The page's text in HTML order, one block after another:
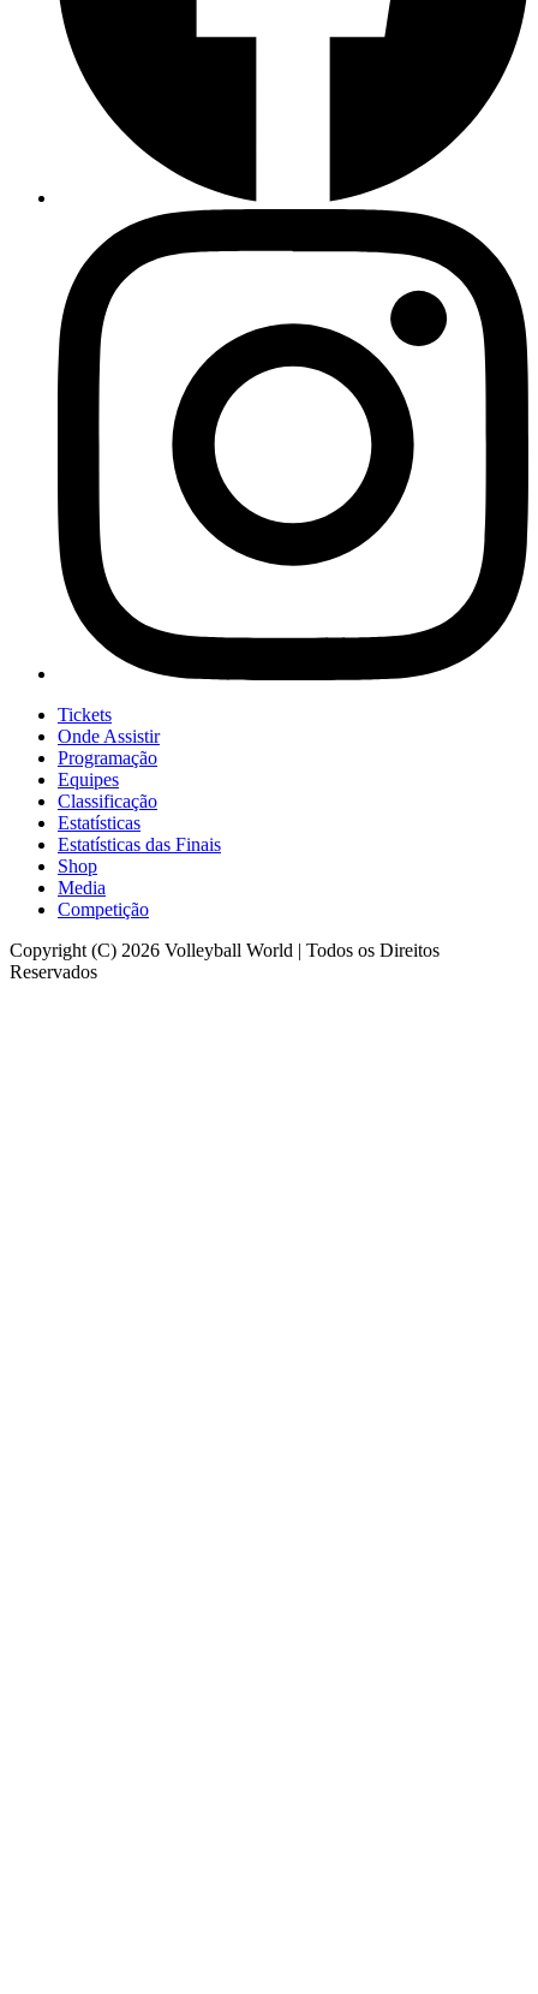
Tickets
Onde Assistir
Programação
Equipes
Classificação
Estatísticas
Estatísticas das Finais
Shop
Media
Competição
Copyright (C) 2026 Volleyball World | Todos os Direitos
Reservados